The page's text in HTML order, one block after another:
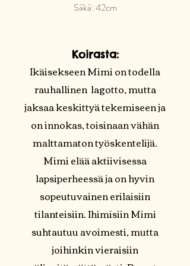
Säkä: 42cm
Koirasta:
Ikäisekseen Mimi on todella
rauhallinen lagotto, mutta
jaksaa keskittyä tekemiseen ja
on innokas, toisinaan vähän
malttamaton työskentelijä.
Mimi elää aktiivisessa
lapsiperheessä ja on hyvin
sopeutuvainen erilaisiin
tilanteisiin. Ihimisiin Mimi
suhtautuu avoimesti, mutta
joihinkin vieraisiin